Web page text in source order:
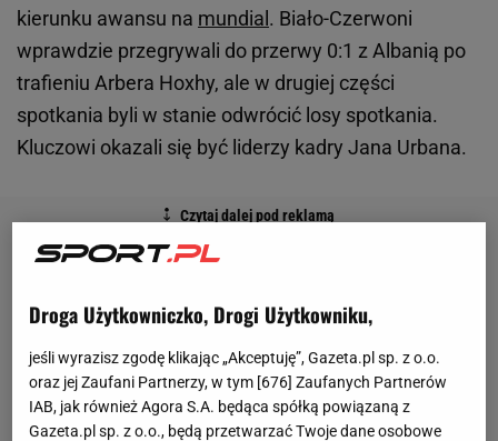
kierunku awansu na mundial . Biało-Czerwoni
wprawdzie przegrywali do przerwy 0:1 z Albanią po
trafieniu Arbera Hoxhy, ale w drugiej części
spotkania byli w stanie odwrócić losy spotkania.
Kluczowi okazali się być liderzy kadry Jana Urbana.
Droga Użytkowniczko, Drogi Użytkowniku,
jeśli wyrazisz zgodę klikając „Akceptuję”, Gazeta.pl sp. z o.o.
oraz jej Zaufani Partnerzy, w tym [676] Zaufanych Partnerów
IAB, jak również Agora S.A. będąca spółką powiązaną z
Gazeta.pl sp. z o.o., będą przetwarzać Twoje dane osobowe